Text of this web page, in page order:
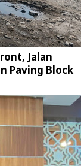
Jalan
Paving Block